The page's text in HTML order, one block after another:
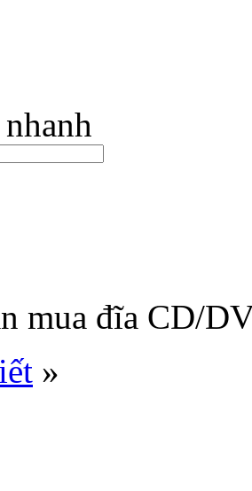
mua đĩa CD/
»